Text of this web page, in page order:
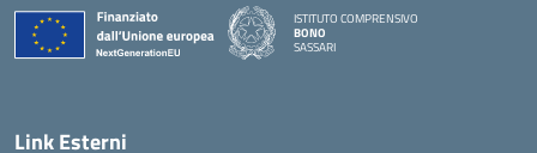
ISTITUTO COMPRENSIVO
BONO
SASSARI
Link Esterni